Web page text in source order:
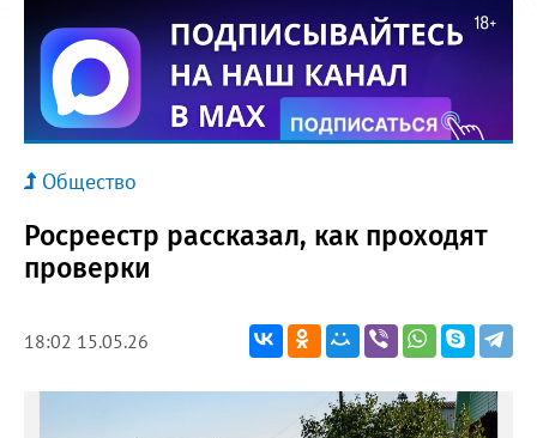
Общество
Росреестр рассказал, как проходят
проверки
18:02 15.05.26